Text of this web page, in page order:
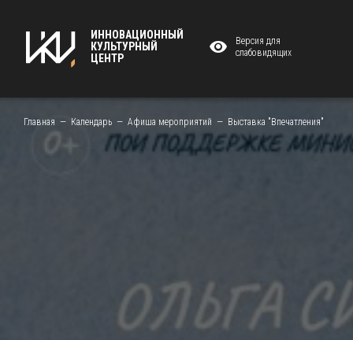
ИННОВАЦИОННЫЙ
КУЛЬТУРНЫЙ
ЦЕНТР
Версия для
слабовидящих
Главная Календарь Афиша мероприятий Выставка "Впечатления"